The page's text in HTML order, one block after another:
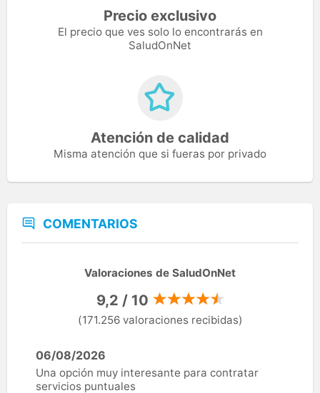
Precio exclusivo
El precio que ves solo lo encontrarás en
SaludOnNet
Atención de calidad
Misma atención que si fueras por privado
COMENTARIOS
Valoraciones de SaludOnNet
9,2 / 10
(171.256 valoraciones recibidas)
06/08/2026
Una opción muy interesante para contratar
servicios puntuales